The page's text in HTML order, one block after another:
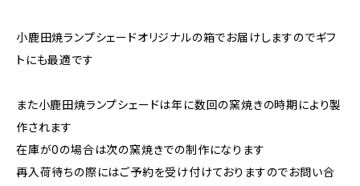
小鹿田焼ランプシェードオリジナルの箱でお届けしますのでギフ
トにも最適です
また小鹿田焼ランプシェードは年に数回の窯焼きの時期により製
作されます
在庫が0の場合は次の窯焼きでの制作になります
再入荷待ちの際にはご予約を受け付けておりますのでお問い合